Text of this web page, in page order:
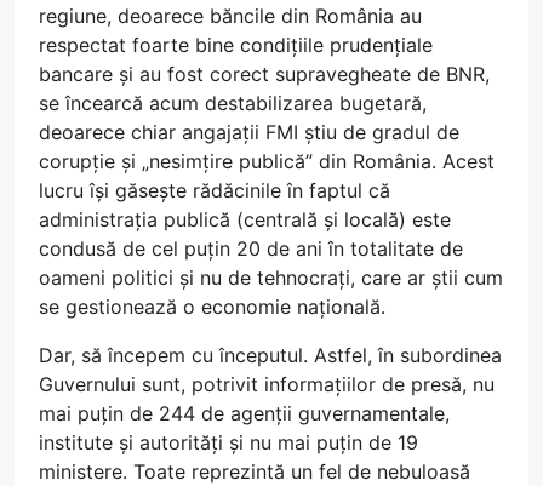
regiune, deoarece băncile din România au
respectat foarte bine condițiile prudențiale
bancare și au fost corect supravegheate de BNR,
se încearcă acum destabilizarea bugetară,
deoarece chiar angajații FMI știu de gradul de
corupție și „nesimțire publică” din România. Acest
lucru își găsește rădăcinile în faptul că
administrația publică (centrală și locală) este
condusă de cel puțin 20 de ani în totalitate de
oameni politici și nu de tehnocrați, care ar știi cum
se gestionează o economie națională.
Dar, să începem cu începutul. Astfel, în subordinea
Guvernului sunt, potrivit informațiilor de presă, nu
mai puțin de 244 de agenții guvernamentale,
institute și autorități și nu mai puțin de 19
ministere. Toate reprezintă un fel de nebuloasă